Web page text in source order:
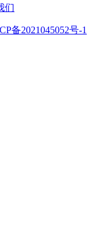
们
备2021045052号-1